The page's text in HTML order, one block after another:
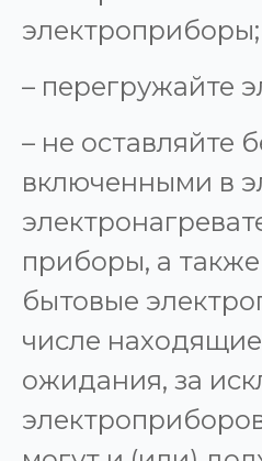
электроприборы;
– перегружайте
– не оставляйте
включенными в
приборы, а
бытовые
числе
ожидания, за